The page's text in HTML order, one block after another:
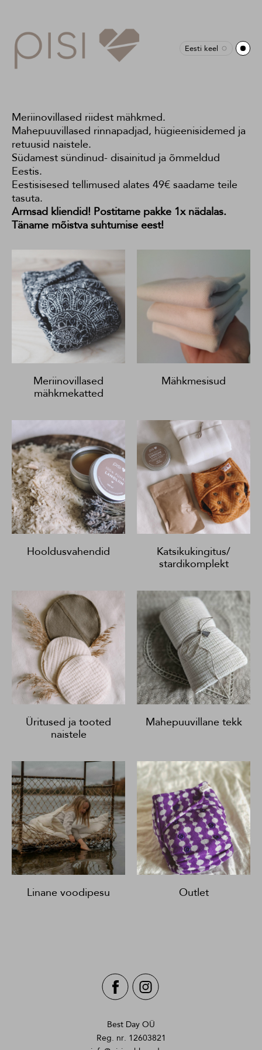
Eesti keel
Meriinovillased riidest mähkmed.
Mahepuuvillased rinnapadjad, hügieenisidemed ja
retuusid naistele.
Südamest sündinud- disainitud ja õmmeldud
Eestis.
Eestisisesed tellimused alates 49€ saadame teile
tasuta.
Armsad kliendid! Postitame pakke 1x nädalas.
Täname mõistva suhtumise eest!
Meriinovillased
mähkmekatted
Mähkmesisud
Hooldusvahendid
Katsikukingitus/
stardikomplekt
Üritused ja tooted
naistele
Mahepuuvillane tekk
Linane voodipesu Outlet
Best Day OÜ
Reg. nr. 12603821